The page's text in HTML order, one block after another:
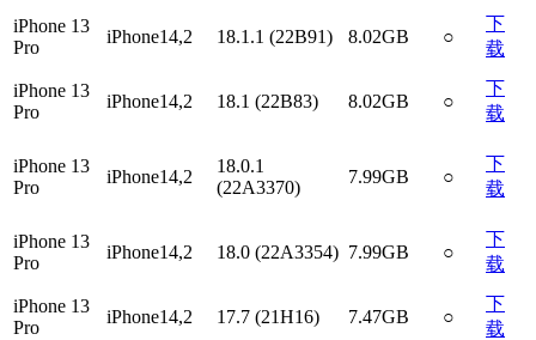
iPhone 13
Pro
iPhone14,2 18.1.1 (22B91) 8.02GB ○
下
载
iPhone 13
Pro
iPhone14,2 18.1 (22B83) 8.02GB ○
下
载
iPhone 13
Pro
iPhone14,2
18.0.1
(22A3370)
7.99GB ○
下
载
iPhone 13
Pro
iPhone14,2 18.0 (22A3354) 7.99GB ○
下
载
iPhone 13
Pro
iPhone14,2 17.7 (21H16) 7.47GB ○
下
载